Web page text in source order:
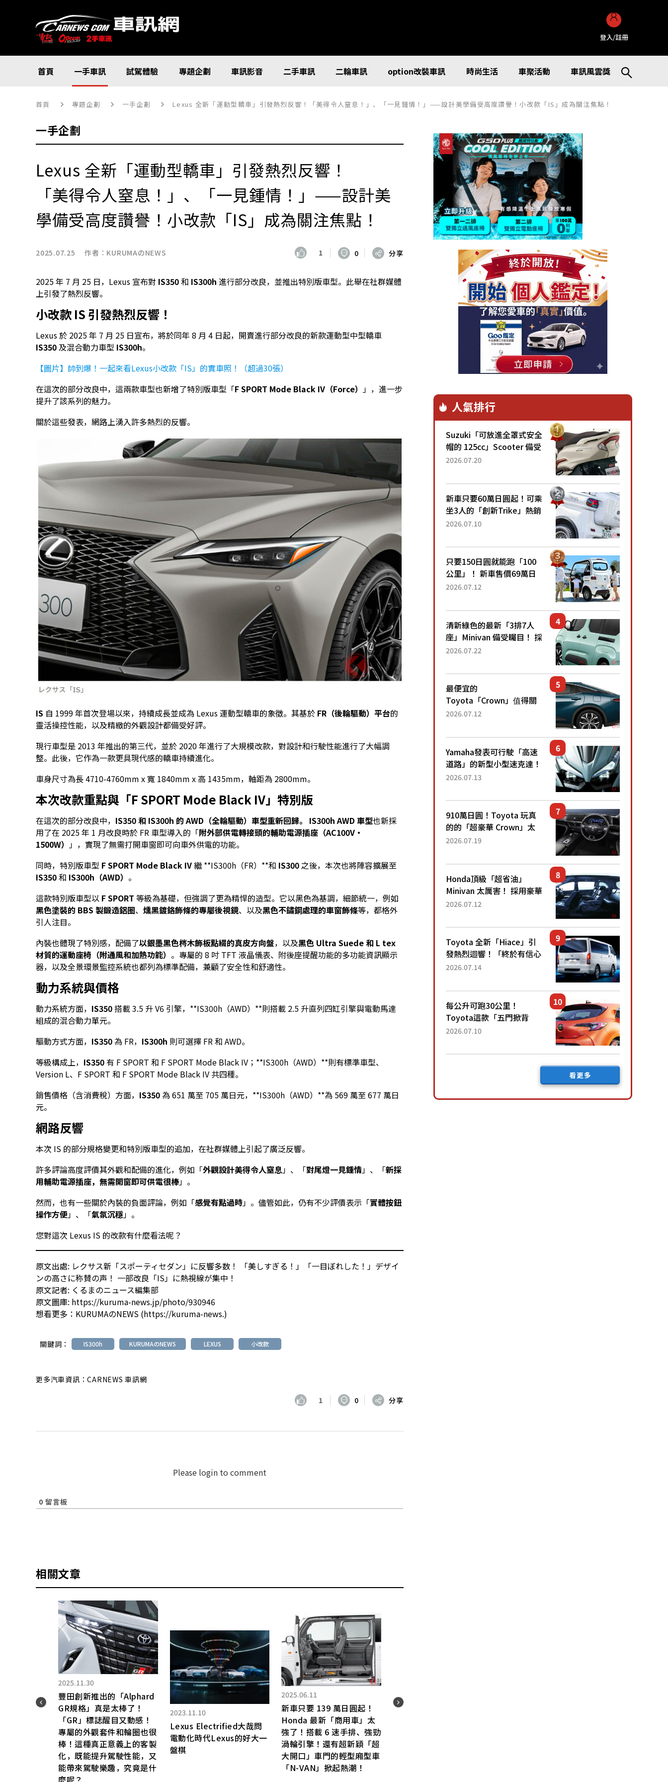
登入/註冊
首頁 一手車訊 試駕體驗 專題企劃 車訊影音 二手車訊 二輪車訊 option改裝車訊 時尚生活 車聚活動 車訊風雲獎
首頁 專題企劃 一手企劃 Lexus 全新「運動型轎車」引發熱烈反響！「美得令人窒息！」、「一見鍾情！」——設計美學備受高度讚譽！小改款「IS」成為關注焦點！
一手企劃
Lexus 全新「運動型轎車」引發熱烈反響！
「美得令人窒息！」、「一見鍾情！」——設計美
學備受高度讚譽！小改款「IS」成為關注焦點！
2025.07.25 作者： KURUMAのNEWS 1 0 分享
2025 年 7 月 25 日，Lexus 宣布對 IS350和 IS300h 進行部分改良，並推出特別版車型。此舉在社群媒體
上引發了熱烈反響。
小改款 IS 引發熱烈反響！
Lexus 於 2025 年 7 月 25 日宣布，將於同年 8 月 4 日起，開賣進行部分改良的新款運動型中型轎車
IS350及混合動力車型 IS300h。
【圖片】帥到爆！一起來看Lexus小改款「IS」的實車照！（超過30張）
在這次的部分改良中，這兩款車型也新增了特別版車型「F SPORT Mode Black IV（Force） 」，進一步
提升了該系列的魅力。
關於這些發表，網路上湧入許多熱烈的反響。
IS 自 1999 年首次登場以來，持續成長並成為 Lexus 運動型轎車的象徵。其基於 FR（後輪驅動）平台的
靈活操控性能，以及精緻的外觀設計都備受好評。
現行車型是 2013 年推出的第三代，並於 2020 年進行了大規模改款，對設計和行駛性能進行了大幅調
整。此後，它作為一款更具現代感的轎車持續進化。
車身尺寸為長 4710-4760mm x 寬 1840mm x 高 1435mm，軸距為 2800mm。
本次改款重點與「F SPORT Mode Black IV」特別版
在這次的部分改良中， IS350 和 IS300h 的 AWD（全輪驅動）車型重新回歸。 IS300h AWD 車型也新採
用了在 2025 年 1 月改良時於 FR 車型導入的「附外部供電轉接頭的輔助電源插座（AC100V・
1500W） 」，實現了無需打開車窗即可向車外供電的功能。
同時，特別版車型 F SPORT Mode Black IV繼 **IS300h（FR）**和 IS300之後，本次也將陣容擴展至
IS350和 IS300h（AWD） 。
這款特別版車型以 F SPORT 等級為基礎，但強調了更為精悍的造型。它以黑色為基調，細節統一，例如
黑色塗裝的 BBS 製鍛造鋁圈、 燻黑鍍鉻飾條的專屬後視鏡、以及黑色不鏽鋼處理的車窗飾條等，都格外
引人注目。
內裝也體現了特別感，配備了以銀墨黑色梣木飾板點綴的真皮方向盤，以及黑色 Ultra Suede 和 L tex
材質的運動座椅（附通風和加熱功能） 。專屬的 8 吋 TFT 液晶儀表、附後座提醒功能的多功能資訊顯示
器，以及全景環景監控系統也都列為標準配備，兼顧了安全性和舒適性。
動力系統與價格
動力系統方面， IS350搭載 3.5 升 V6 引擎，**IS300h（AWD）**則搭載 2.5 升直列四缸引擎與電動馬達
組成的混合動力單元。
驅動方式方面， IS350 為 FR， IS300h 則可選擇 FR 和 AWD。
等級構成上， IS350 有 F SPORT 和 F SPORT Mode Black IV；**IS300h（AWD）**則有標準車型、
Version L、F SPORT 和 F SPORT Mode Black IV 共四種。
銷售價格（含消費稅）方面， IS350 為 651 萬至 705 萬日元，**IS300h（AWD）**為 569 萬至 677 萬日
元。
網路反響
本次 IS 的部分規格變更和特別版車型的追加，在社群媒體上引起了廣泛反響。
許多評論高度評價其外觀和配備的進化，例如「外觀設計美得令人窒息」、「對尾燈一見鍾情」、「新採
用輔助電源插座，無需開窗即可供電很棒」。
然而，也有一些關於內裝的負面評論，例如「感覺有點過時」。儘管如此，仍有不少評價表示「實體按鈕
操作方便」、「氣氛沉穩」。
您對這次 Lexus IS 的改款有什麼看法呢？
原文出處: レクサス新「スポーティセダン」に反響多数！ 「美しすぎる！」「一目ぼれした！」デザイ
ンの高さに称賛の声！ 一部改良「IS」に熱視線が集中！
原文記者: くるまのニュース編集部
原文圖庫: https://kuruma-news.jp/photo/930946
想看更多： KURUMAのNEWS (https://kuruma-news.)
關鍵詞： IS300h KURUMAのNEWS LEXUS 小改款
更多汽車資訊：CARNEWS 車訊網
1 0 分享
Please login to comment
0 留言板
相關文章
2025.11.30
豐田創新推出的「Alphard
GR規格」真是太棒了！
「GR」標誌醒目又動感！
專屬的外觀套件和輪圈也很
棒！這種真正意義上的客製
化，既能提升駕駛性能，又
能帶來駕駛樂趣，究竟是什
麼呢？
2023.11.10
Lexus Electrified大哉問
電動化時代Lexus的好大一
盤棋
2025.06.11
新車只要 139 萬日圓起！
Honda 最新「商用車」太
強了！搭載 6 速手排、強勁
渦輪引擎！還有超新穎「超
大開口」車門的輕型廂型車
「N-VAN」掀起熱潮！
人氣排行
Suzuki「可放進全罩式安全
帽的 125cc」Scooter 備受
矚目！採用全新流線設計與
已陸續開始出口的新款
「B...
2026.07.20
新車只要60萬日圓起！可乘
坐3人的「創新Trike」熱銷
大賣成為人氣車款！「養車
日圓就能跑100公里」「小
朋友坐得...
2026.07.10
只要150日圓就能跑「100
公里」！ 新車售價69萬日
圓的「3人座」Trike大受歡
為何能迅速熱賣？
2026.07.12
清新綠色的最新「3排7人
座」Minivan 備受矚目！ 採
用全長4.7公尺剛剛好的車
還推出467萬元日圓起的5
人座版...
2026.07.22
最便宜的
Toyota「Crown」值得關
注！ 搭載4WD、每公升
眼！ 配備豐富、超越售價
水準，堪稱高CP值代表的
「...
2026.07.12
Yamaha發表可行駛「高速
道路」的新型小型速克達！
搭載能享受超強勁「渦輪
高階「Super Sport」車款
相同的...
2026.07.13
910萬日圓！Toyota 玩真
的的「超豪華 Crown」太
厲害了！採用由「匠人技
運動化「底盤設定」！還配
備專屬豪華...
2026.07.19
Honda頂級「超省油」
Minivan 太厲害！ 採用豪華
「真皮座椅」與專屬「黑色
公里，兼具優異節能表現與
舒適「三...
2026.07.12
Toyota 全新「Hiace」引
發熱烈迴響！「終於有信心
下訂了！」「哪個等級交車
後竟然還要等「超過半年」
才能交車？...
2026.07.14
每公升可跑30公里！
Toyota這款「五門掀背
車」真的很厲害！ 擁有全
尺寸」，配備全面升級！
2026.07.10
看更多